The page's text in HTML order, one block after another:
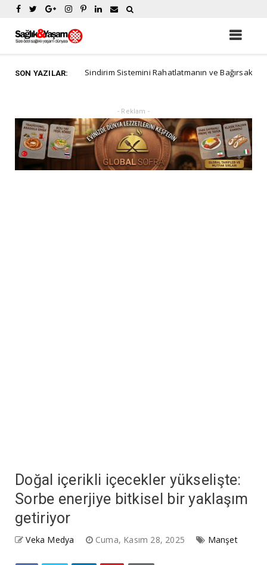
SON YAZILAR:Sindirim Sistemini Rahatlatmanın ve Bağırsak Sağlığını
- Reklam -
Doğal içerikli içecekler yükselişte:
Sorbe enerjiye bitkisel bir yaklaşım
getiriyor
Veka Medya Cuma, Kasım 28, 2025 Manşet